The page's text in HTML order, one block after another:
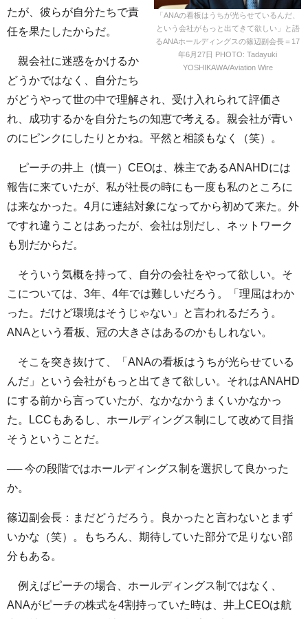
「ANAの看板はうちが光らせているんだ、
という会社がもっと出てきて欲しい」と語
るANAホールディングスの篠辺副会長＝17
年6月27日 PHOTO: Tadayuki
YOSHIKAWA/Aviation Wire
たが、彼らが自分たちで責
任を果たしたからだ。
親会社に迷惑をかけるか
どうかではなく、自分たち
がどうやって世の中で理解され、受け入れられて評価さ
れ、成功するかを自分たちの知恵で考える。親会社が青い
のにピンクにしたりとかね。平然と相談もなく（笑）。
ピーチの井上（慎一）CEOは、株主であるANAHDには
報告に来ていたが、私が社長の時にも一度も私のところに
は来なかった。4月に連結対象になってから初めて来た。外
ですれ違うことはあったが、会社は別だし、ネットワーク
も別だからだ。
そういう気概を持って、自分の会社をやって欲しい。そ
こについては、3年、4年では難しいだろう。「理屈はわか
った。だけど環境はそうじゃない」と言われるだろう。
ANAという看板、冠の大きさはあるのかもしれない。
そこを突き抜けて、「ANAの看板はうちが光らせている
んだ」という会社がもっと出てきて欲しい。それはANAHD
にする前から言っていたが、なかなかうまくいかなかっ
た。LCCもあるし、ホールディングス制にして改めて目指
そうということだ。
── 今の段階ではホールディングス制を選択して良かった
か。
篠辺副会長：まだどうだろう。良かったと言わないとまず
いかな（笑）。もちろん、期待していた部分で足りない部
分もある。
例えばピーチの場合、ホールディングス制ではなく、
ANAがピーチの株式を4割持っていた時は、井上CEOは航